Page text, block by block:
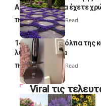
Αύγουστο για να έχετε
Thali Ombre7 Min Read
14 πανέξυπνα κόλπα της
λύσουν τα χέρια
Thali Ombre 6 Min Read
Viral τις